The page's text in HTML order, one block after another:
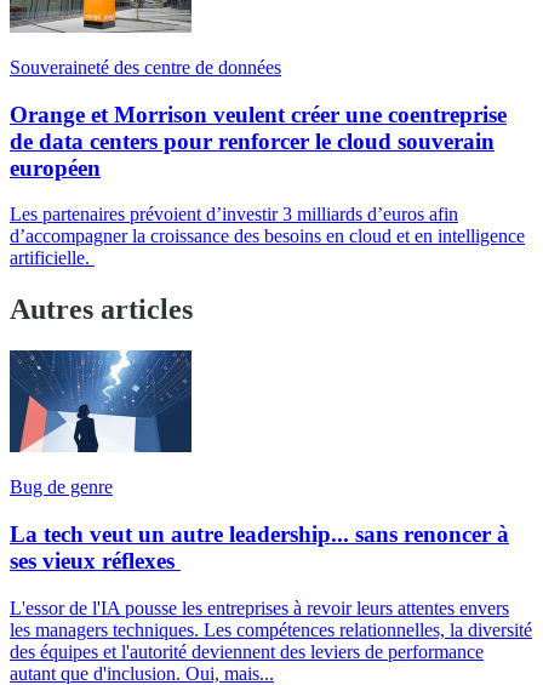
Souveraineté des centre de données
Orange et Morrison veulent créer une coentreprise
de data centers pour renforcer le cloud souverain
européen
Les partenaires prévoient d’investir 3 milliards d’euros afin
d’accompagner la croissance des besoins en cloud et en intelligence
artificielle.
Autres articles
Bug de genre
La tech veut un autre leadership... sans renoncer à
ses vieux réflexes
L'essor de l'IA pousse les entreprises à revoir leurs attentes envers
les managers techniques. Les compétences relationnelles, la diversité
des équipes et l'autorité deviennent des leviers de performance
autant que d'inclusion. Oui, mais...